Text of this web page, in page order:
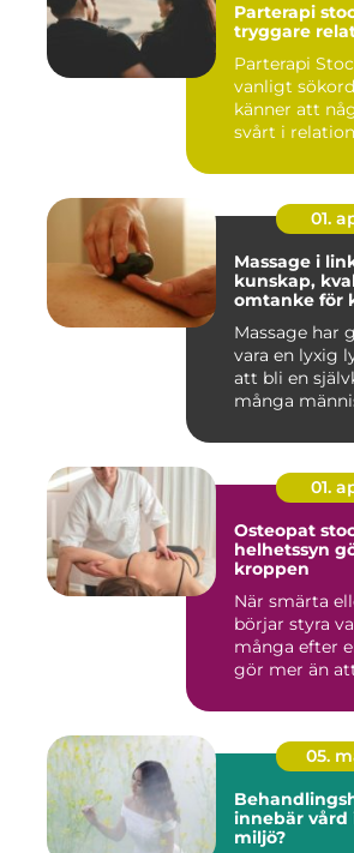
Parterapi
tryggare
Parterapi
vanligt
känner att
svårt i
01.
Massage i
kunskap,
omtanke för
Massage har
vara en lyxig
att bli en
många
01.
Osteopat
helhetssyn
kroppen
När smärta
börjar styra
många efter
gör mer än
05.
innebär vård
miljö?